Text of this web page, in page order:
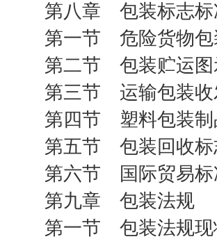
第八章 包装标志标
第一节 危险货物包
第二节 包装贮运图
第三节 运输包装收
第四节 塑料包装制
第五节 包装回收标
第六节 国际贸易标
第九章 包装法规
第一节 包装法规现